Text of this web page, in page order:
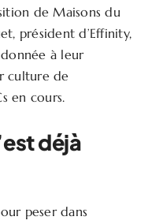
de Maisons du
président d’Effinity,
à leur
culture de
en cours.
déjà
peser dans